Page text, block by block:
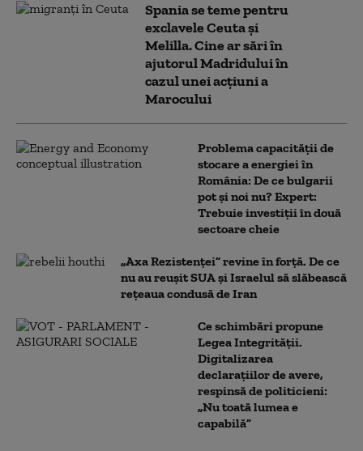
Spania se teme pentru
exclavele Ceuta și
Melilla. Cine ar sări în
ajutorul Madridului în
cazul unei acțiuni a
Marocului
Problema capacității de
stocare a energiei în
România: De ce bulgarii
pot și noi nu? Expert:
Trebuie investiții în două
sectoare cheie
„Axa Rezistenței” revine în forță. De ce
nu au reușit SUA și Israelul să slăbească
rețeaua condusă de Iran
Ce schimbări propune
Legea Integrității.
Digitalizarea
declarațiilor de avere,
respinsă de politicieni:
„Nu toată lumea e
capabilă”